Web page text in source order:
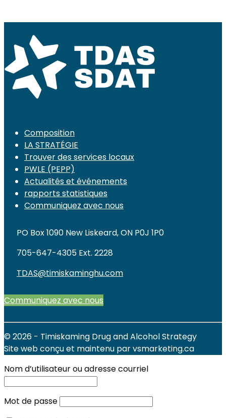
Composition
LA STRATÉGIE
Trouver des services locaux
PWLE (PEPP)
Actualités et événements
rapports statistiques
Communiquez avec nous
PO Box 1090 New Liskeard, ON P0J 1P0
705-647-4305 Ext. 2228
TDAS@timiskaminghu.com
Communiquez avec nous
© 2026 - Timiskaming Drug and Alcohol Strategy
Site web conçu et maintenu par vsmarketing.ca
Nom d’utilisateur ou adresse courriel
Mot de passe